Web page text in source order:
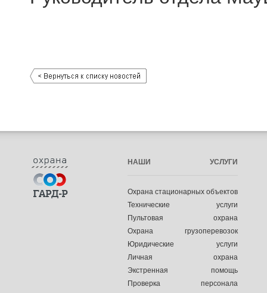
НАШИ УСЛУГИ
Охрана стационарных объектов
Технические услуги
Пультовая охрана
Охрана грузоперевозок
Юридические услуги
Личная охрана
Экстренная помощь
Проверка персонала